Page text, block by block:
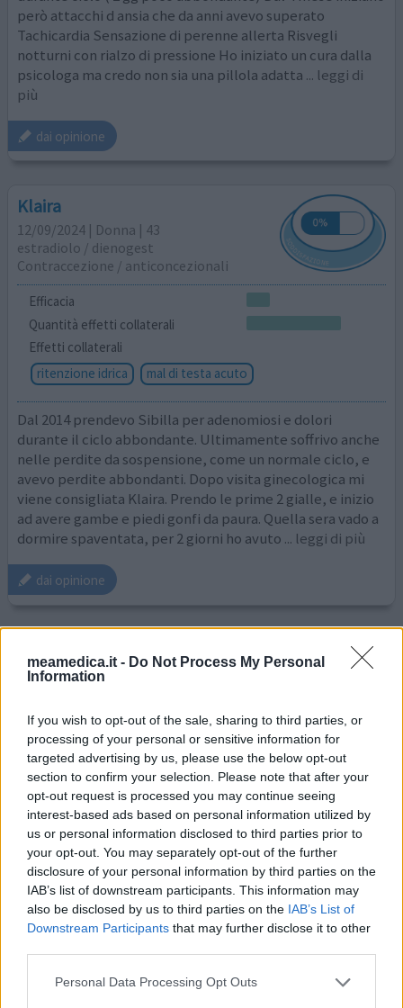
meamedica.it - Do Not Process My Personal
Information
If you wish to opt-out of the sale, sharing to third parties, or
processing of your personal or sensitive information for
targeted advertising by us, please use the below opt-out
section to confirm your selection. Please note that after your
opt-out request is processed you may continue seeing
interest-based ads based on personal information utilized by
us or personal information disclosed to third parties prior to
your opt-out. You may separately opt-out of the further
disclosure of your personal information by third parties on the
IAB’s list of downstream participants. This information may
also be disclosed by us to third parties on the IAB’s List of
Downstream Participants that may further disclose it to other
Personal Data Processing Opt Outs
però attacchi d ansia che da anni avevo superato
Tachicardia Sensazione di perenne allerta Risvegli
notturni con rialzo di pressione Ho iniziato un cura dalla
psicologa ma credo non sia una pillola adatta ... leggi di
più
dai opinione
Klaira
12/09/2024 | Donna | 43
estradiolo / dienogest
Contraccezione / anticoncezionali
Efficacia
Quantità effetti collaterali
Effetti collaterali
ritenzione idrica
mal di testa acuto
Dal 2014 prendevo Sibilla per adenomiosi e dolori
durante il ciclo abbondante. Ultimamente soffrivo anche
nelle perdite da sospensione, come un normale ciclo, e
avevo perdite abbondanti. Dopo visita ginecologica mi
viene consigliata Klaira. Prendo le prime 2 gialle, e inizio
ad avere gambe e piedi gonfi da paura. Quella sera vado a
dormire spaventata, per 2 giorni ho avuto ... leggi di più
dai opinione
09/10/2023 | Donna | 35
Efficacia
Quantità effetti collaterali
Io sinceramente a differenza delle altre donne, non ho
mai avuto problemi. In passato lo usato per un ovaio
policistico, è mi ha fatto stare bene. Adesso lo ripreso
perchè ho avuto delle mestruazioni irregolari, ma anche
per motivi estetici. Pertanto, penso che queste donne
che dicono che non ha funzionato, nel mio caso si.